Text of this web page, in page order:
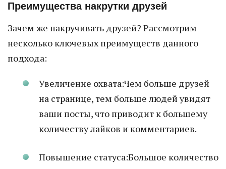
Преимущества накрутки друзей
Зачем же накручивать друзей? Рассмотрим
несколько ключевых преимуществ данного
подхода:
Увеличение охвата:Чем больше друзей
на странице, тем больше людей увидят
ваши посты, что приводит к большему
количеству лайков и комментариев.
Повышение статуса:Большое количество